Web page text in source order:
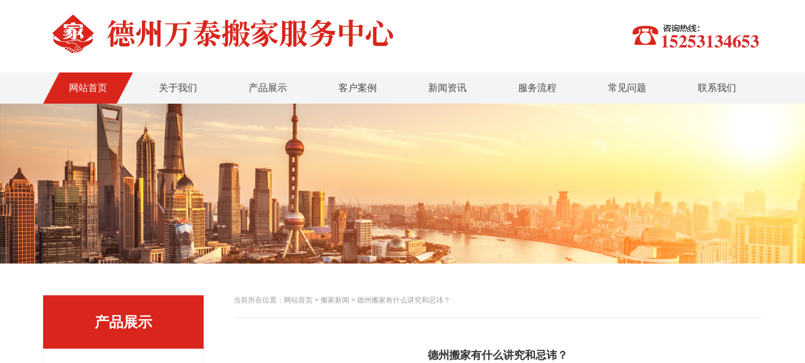
网站首页 关于我们 产品展示 客户案例 新闻资讯 服务流程 常见问题 联系我们
产品展示
当前所在位置：网站首页 > 搬家新闻 > 德州搬家有什么讲究和忌讳？
德州搬家有什么讲究和忌讳？